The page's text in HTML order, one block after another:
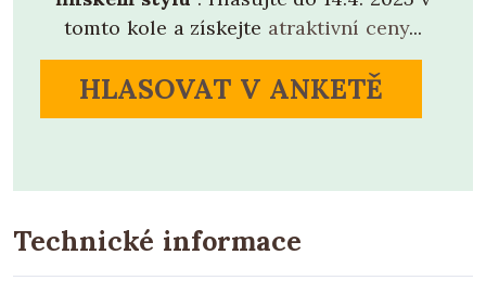
tomto kole a získejte atraktivní ceny...
HLASOVAT V ANKETĚ
Technické informace